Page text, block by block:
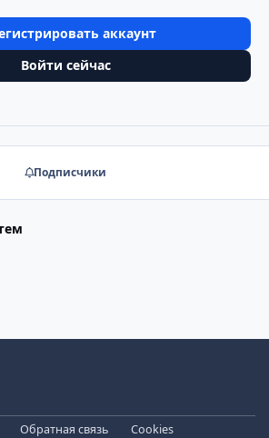
аккаунт
Войти сейчас
Подписчики
Обратная связь Cookies